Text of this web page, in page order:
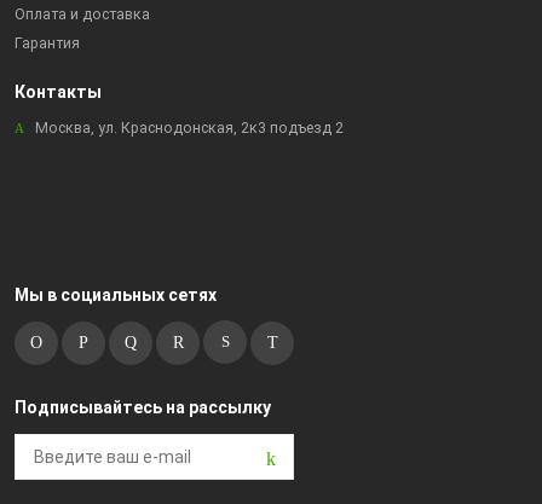
Оплата и доставка
Гарантия
Контакты
Москва, ул. Краснодонская, 2к3 подъезд 2
Мы в социальных сетях
Подписывайтесь на рассылку